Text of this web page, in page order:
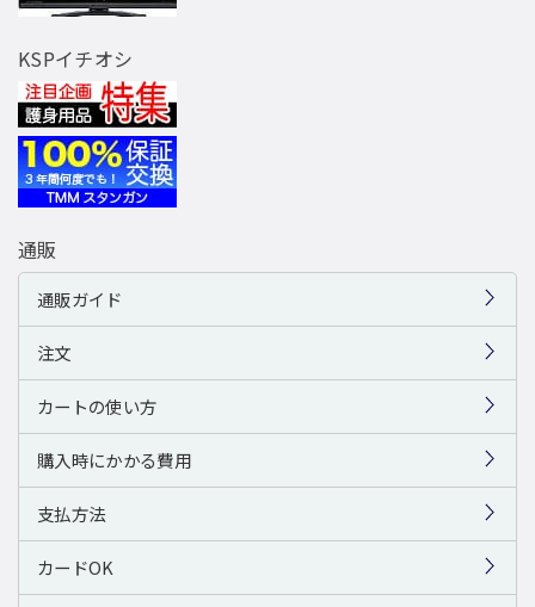
KSPイチオシ
通販
通販ガイド
注文
カートの使い方
購入時にかかる費用
支払方法
カードOK